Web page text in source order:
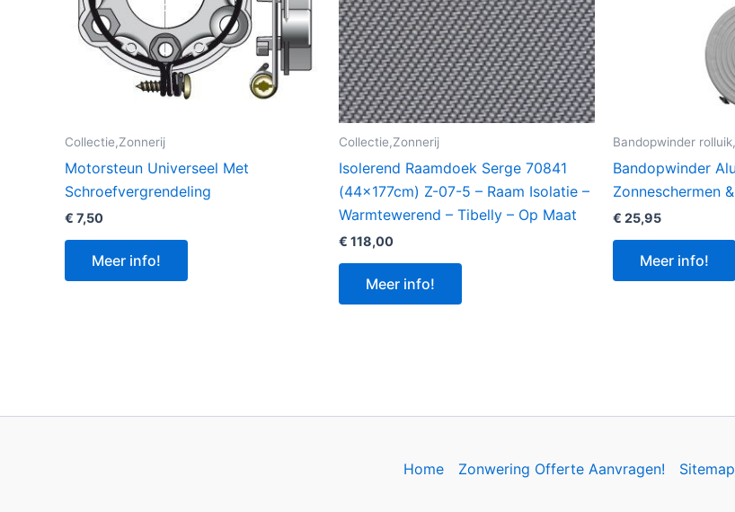
Collectie,Zonnerij
Motorsteun Universeel Met
Schroefvergrendeling
€ 7,50
Meer info!
Collectie,Zonnerij
Isolerend Raamdoek Serge 70841
(44x177cm) Z-07-5 – Raam Isolatie –
Warmtewerend – Tibelly – Op Maat
€ 118,00
Meer info!
Bandopwinder
Bandopwinder
Zonneschermen
€ 25,95
Meer info!
Home Zonwering Offerte Aanvragen! Sitemap